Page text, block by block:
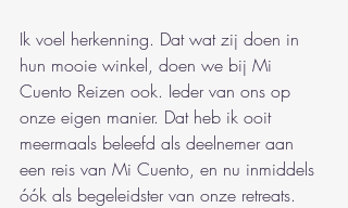
Ik voel herkenning. Dat wat zij doen in
hun mooie winkel, doen we bij Mi
Cuento Reizen ook. Ieder van ons op
onze eigen manier. Dat heb ik ooit
meermaals beleefd als deelnemer aan
een reis van Mi Cuento, en nu inmiddels
óók als begeleidster van onze retreats.